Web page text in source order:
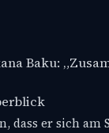
dass er sich